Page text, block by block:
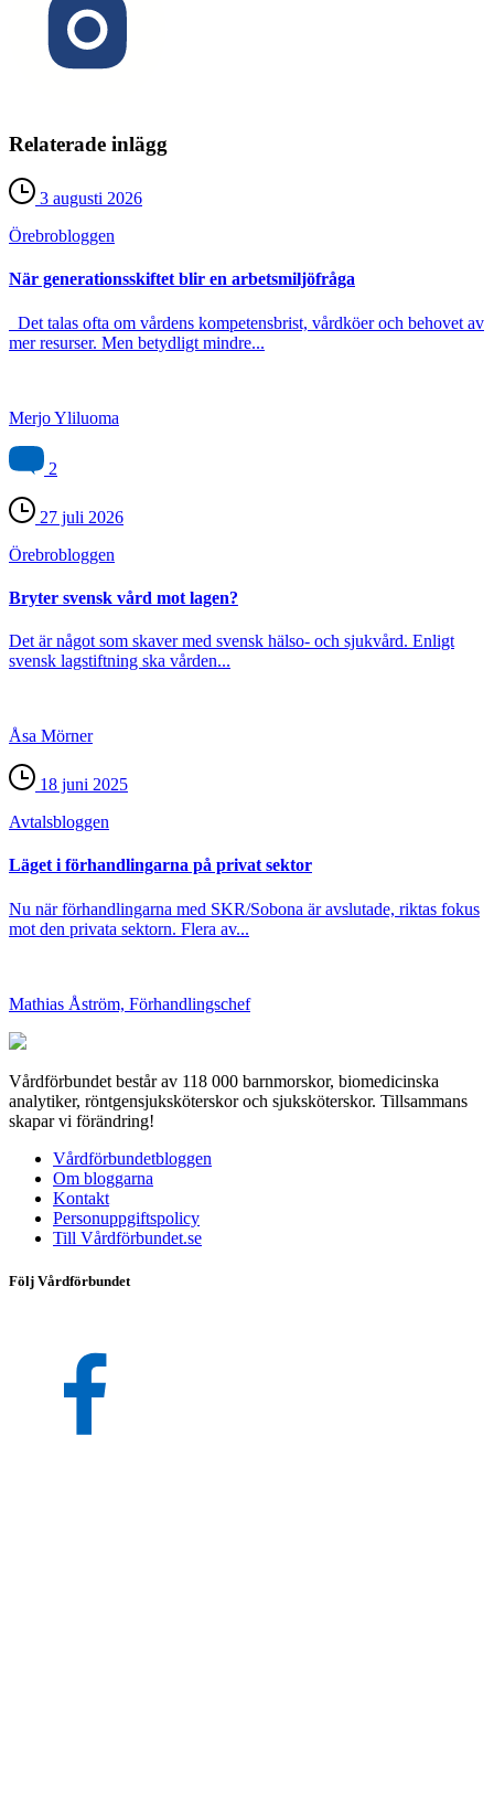
Relaterade inlägg
3 augusti 2026
Örebro­bloggen
När generationsskiftet blir en arbetsmiljöfråga
Det talas ofta om vårdens kompetensbrist, vårdköer och behovet av
mer resurser. Men betydligt mindre...
Merjo Yliluoma
2
27 juli 2026
Örebro­bloggen
Bryter svensk vård mot lagen?
Det är något som skaver med svensk hälso- och sjukvård. Enligt
svensk lagstiftning ska vården...
Åsa Mörner
18 juni 2025
Avtals­bloggen
Läget i förhandlingarna på privat sektor
Nu när förhandlingarna med SKR/Sobona är avslutade, riktas fokus
mot den privata sektorn. Flera av...
Mathias Åström, Förhandlingschef
Vårdförbundet består av 118 000 barnmorskor, biomedicinska
analytiker, röntgensjuksköterskor och sjuksköterskor. Tillsammans
skapar vi förändring!
Vårdförbundetbloggen
Om bloggarna
Kontakt
Personuppgiftspolicy
Till Vårdförbundet.se
Följ Vårdförbundet